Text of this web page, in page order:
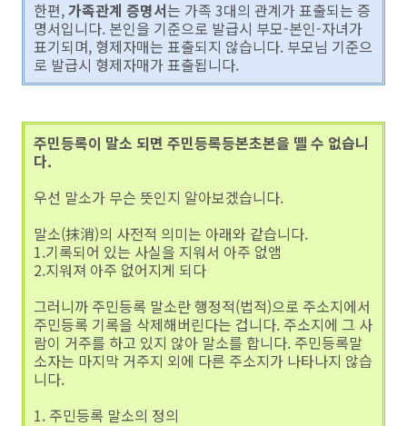
한편,가족관계 증명서는 가족 3대의 관계가 표출되는 증
명서입니다. 본인을 기준으로 발급시 부모-본인-자녀가
표기되며, 형제자매는 표출되지 않습니다. 부모님 기준으
로 발급시 형제자매가 표출됩니다.
주민등록이 말소 되면 주민등록등본초본을 뗄 수 없습니
다.
우선 말소가 무슨 뜻인지 알아보겠습니다.
말소(抹消)의 사전적 의미는 아래와 같습니다.
1.기록되어 있는 사실을 지워서 아주 없앰
2.지워져 아주 없어지게 되다
그러니까 주민등록 말소란 행정적(법적)으로 주소지에서
주민등록 기록을 삭제해버린다는 겁니다. 주소지에 그 사
람이 거주를 하고 있지 않아 말소를 합니다. 주민등록말
소자는 마지막 거주지 외에 다른 주소지가 나타나지 않습
니다.
1. 주민등록 말소의 정의